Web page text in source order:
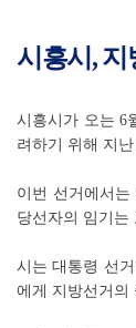
시흥시, 지
시흥시가 오는 6
려하기 위해 지
이번 선거에서
당선자의 임기는
시는 대통령 선
에게 지방선거의